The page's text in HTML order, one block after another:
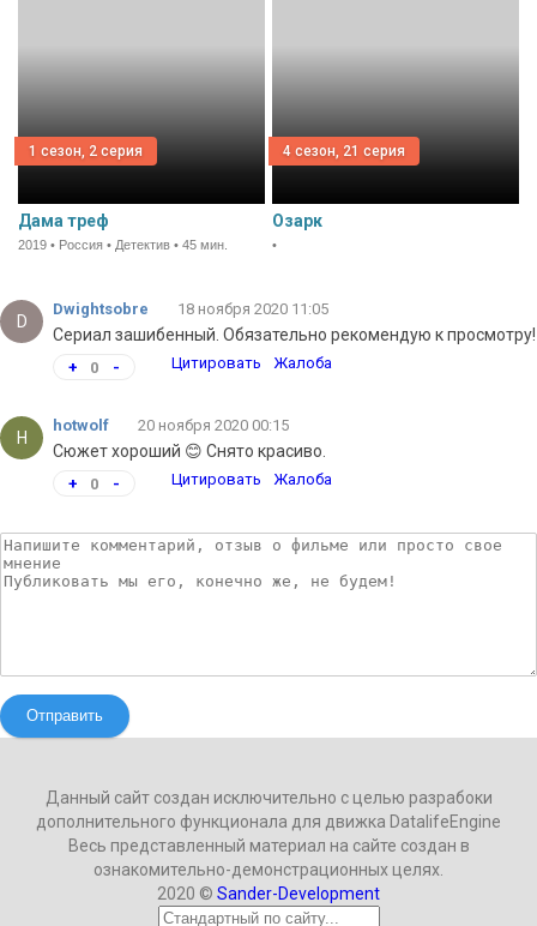
1 сезон, 2 серия
Дама треф
2019 • Россия • Детектив • 45 мин.
4 сезон, 21 серия
Озарк
•
D
Dwightsobre 18 ноября 2020 11:05
Сериал зашибенный. Обязательно рекомендую к просмотру!
+ 0 - Цитировать Жалоба
H
hotwolf 20 ноября 2020 00:15
Сюжет хороший 😊 Снято красиво.
+ 0 - Цитировать Жалоба
Отправить
Данный сайт создан исключительно с целью разрабоки
дополнительного функционала для движка DatalifeEngine
Весь представленный материал на сайте создан в
ознакомительно-демонстрационных целях.
2020 © Sander-Development